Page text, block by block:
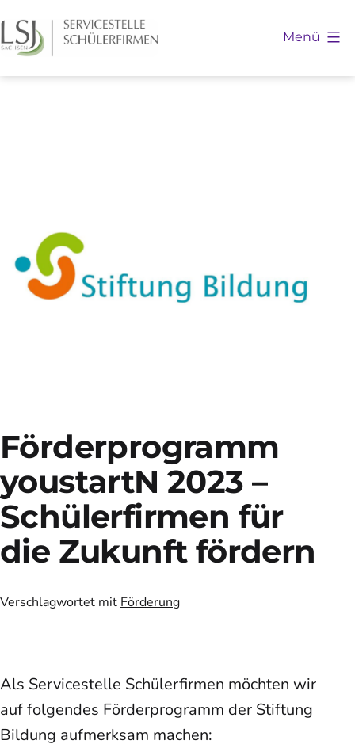
Inhalt
springen
Menü
Förderprogramm
youstartN 2023 –
Schüler­firmen für
die Zukunft fördern
Verschlagwortet mit Förderung
Als Servicestelle Schülerfirmen möchten wir
auf folgendes Förderprogramm der Stiftung
Bildung aufmerksam machen: